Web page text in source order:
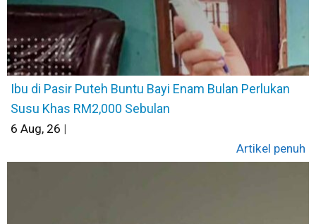
Ibu di Pasir Puteh Buntu Bayi Enam Bulan Perlukan
Susu Khas RM2,000 Sebulan
6 Aug, 26 |
Artikel penuh